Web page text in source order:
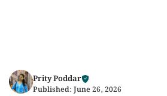
Prity Poddar
Published: June 26, 2026